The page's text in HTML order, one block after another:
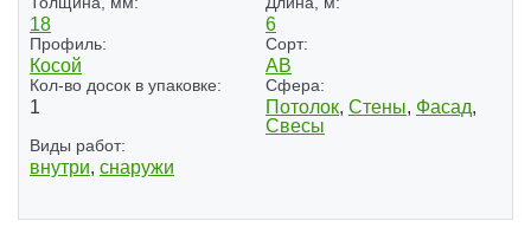
18 6
Профиль:
Косой
Сорт:
АВ
Кол-во досок в упаковке:
1
Сфера:
Потолок, Стены, Фасад,
Свесы
Виды работ:
внутри, снаружи